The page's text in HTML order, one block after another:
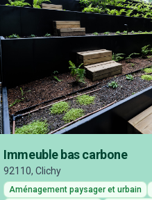
Immeuble bas carbone
92110, Clichy
Aménagement paysager et urbain